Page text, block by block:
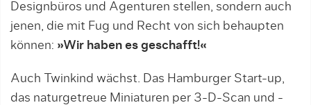
Designbüros und Agenturen stellen, sondern auch
jenen, die mit Fug und Recht von sich behaupten
können: »Wir haben es geschafft!«
Auch Twinkind wächst. Das Hamburger Start-up,
das naturgetreue Miniaturen per 3-D-Scan und -